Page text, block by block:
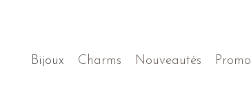
Bijoux Charms Nouveautés Promo